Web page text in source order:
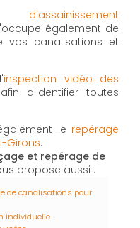
également de
vos canalisations et
inspection vidéo des
afin d'identifier toutes
le repérage
Girons.
et repérage de
propose aussi :
de canalisations pour
individuelle